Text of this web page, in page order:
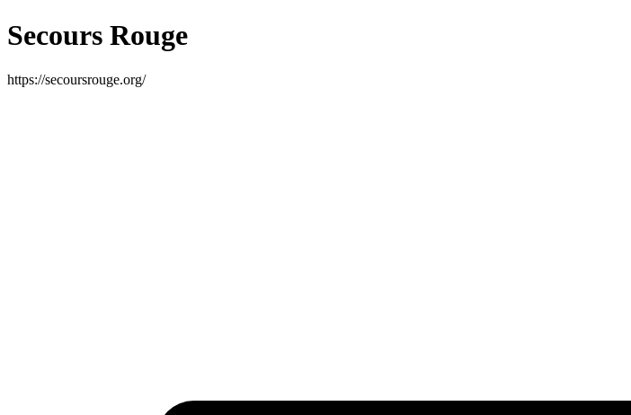
Secours Rouge
https://secoursrouge.org/